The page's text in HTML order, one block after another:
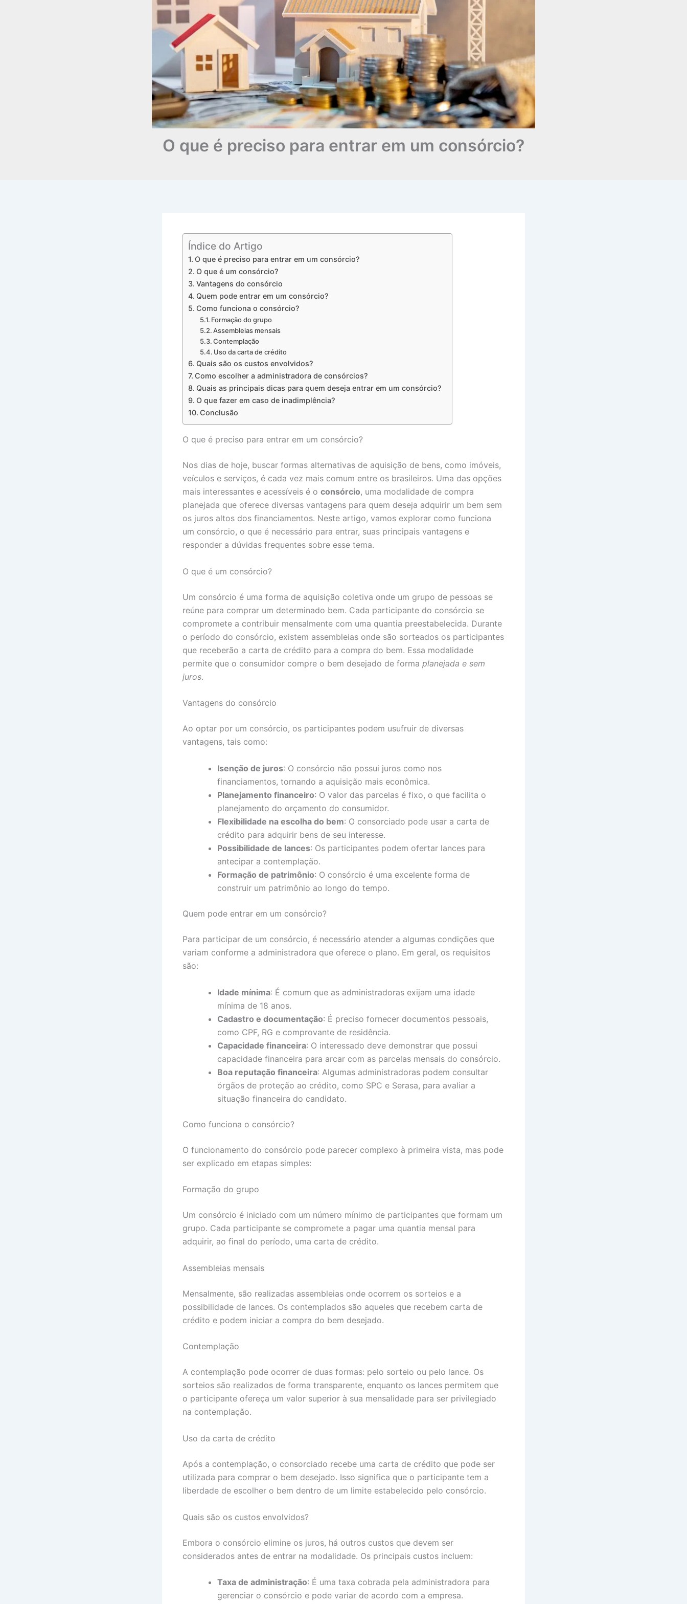
O que é preciso para entrar em um consórcio?
Índice do Artigo
O que é preciso para entrar em um consórcio?
O que é um consórcio?
Vantagens do consórcio
Quem pode entrar em um consórcio?
Como funciona o consórcio?
Formação do grupo
Assembleias mensais
Contemplação
Uso da carta de crédito
Quais são os custos envolvidos?
Como escolher a administradora de consórcios?
Quais as principais dicas para quem deseja entrar em um consórcio?
O que fazer em caso de inadimplência?
Conclusão
O que é preciso para entrar em um consórcio?
Nos dias de hoje, buscar formas alternativas de aquisição de bens, como imóveis,
veículos e serviços, é cada vez mais comum entre os brasileiros. Uma das opções
mais interessantes e acessíveis é o consórcio, uma modalidade de compra
planejada que oferece diversas vantagens para quem deseja adquirir um bem sem
os juros altos dos financiamentos. Neste artigo, vamos explorar como funciona
um consórcio, o que é necessário para entrar, suas principais vantagens e
responder a dúvidas frequentes sobre esse tema.
O que é um consórcio?
Um consórcio é uma forma de aquisição coletiva onde um grupo de pessoas se
reúne para comprar um determinado bem. Cada participante do consórcio se
compromete a contribuir mensalmente com uma quantia preestabelecida. Durante
o período do consórcio, existem assembleias onde são sorteados os participantes
que receberão a carta de crédito para a compra do bem. Essa modalidade
permite que o consumidor compre o bem desejado de forma planejada e sem
juros.
Vantagens do consórcio
Ao optar por um consórcio, os participantes podem usufruir de diversas
vantagens, tais como:
Isenção de juros: O consórcio não possui juros como nos
financiamentos, tornando a aquisição mais econômica.
Planejamento financeiro: O valor das parcelas é fixo, o que facilita o
planejamento do orçamento do consumidor.
Flexibilidade na escolha do bem: O consorciado pode usar a carta de
crédito para adquirir bens de seu interesse.
Possibilidade de lances: Os participantes podem ofertar lances para
antecipar a contemplação.
Formação de patrimônio: O consórcio é uma excelente forma de
construir um patrimônio ao longo do tempo.
Quem pode entrar em um consórcio?
Para participar de um consórcio, é necessário atender a algumas condições que
variam conforme a administradora que oferece o plano. Em geral, os requisitos
são:
Idade mínima: É comum que as administradoras exijam uma idade
mínima de 18 anos.
Cadastro e documentação: É preciso fornecer documentos pessoais,
como CPF, RG e comprovante de residência.
Capacidade financeira: O interessado deve demonstrar que possui
capacidade financeira para arcar com as parcelas mensais do consórcio.
Boa reputação financeira: Algumas administradoras podem consultar
órgãos de proteção ao crédito, como SPC e Serasa, para avaliar a
situação financeira do candidato.
Como funciona o consórcio?
O funcionamento do consórcio pode parecer complexo à primeira vista, mas pode
ser explicado em etapas simples:
Formação do grupo
Um consórcio é iniciado com um número mínimo de participantes que formam um
grupo. Cada participante se compromete a pagar uma quantia mensal para
adquirir, ao final do período, uma carta de crédito.
Assembleias mensais
Mensalmente, são realizadas assembleias onde ocorrem os sorteios e a
possibilidade de lances. Os contemplados são aqueles que recebem carta de
crédito e podem iniciar a compra do bem desejado.
Contemplação
A contemplação pode ocorrer de duas formas: pelo sorteio ou pelo lance. Os
sorteios são realizados de forma transparente, enquanto os lances permitem que
o participante ofereça um valor superior à sua mensalidade para ser privilegiado
na contemplação.
Uso da carta de crédito
Após a contemplação, o consorciado recebe uma carta de crédito que pode ser
utilizada para comprar o bem desejado. Isso significa que o participante tem a
liberdade de escolher o bem dentro de um limite estabelecido pelo consórcio.
Quais são os custos envolvidos?
Embora o consórcio elimine os juros, há outros custos que devem ser
considerados antes de entrar na modalidade. Os principais custos incluem:
Taxa de administração: É uma taxa cobrada pela administradora para
gerenciar o consórcio e pode variar de acordo com a empresa.